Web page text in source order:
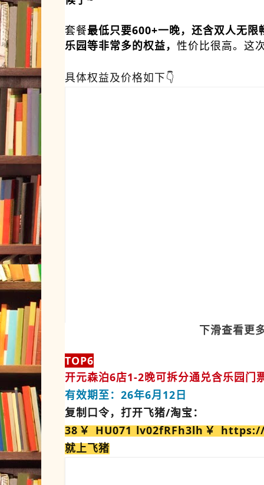
套餐最低只要600+一晚，还含双人无限
乐园等非常多的权益， 性价比很高。这
具体权益及价格如下👇
下滑查看更
TOP6
开元森泊6店1-2晚可拆分通兑含乐园门
有效期至：26年6月12日
复制口令，打开飞猪/淘宝：
38￥ HU071 lv02fRFh3lh￥
就上飞猪